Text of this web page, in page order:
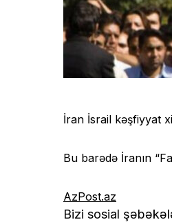
İran İsrail kəşfiyyat
Bu barədə İranın
AzPost.az
Bizi sosial